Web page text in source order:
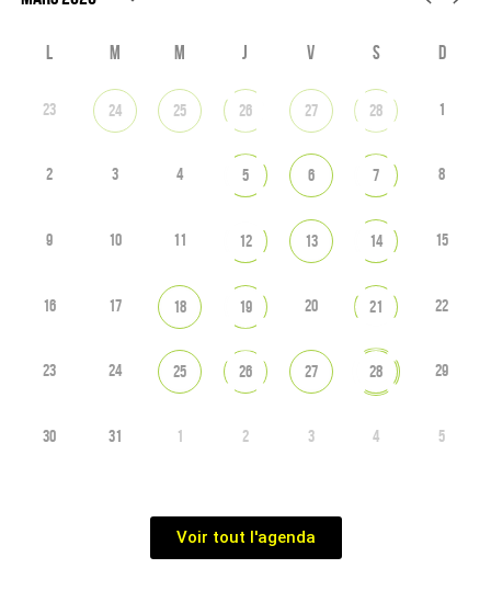
L M M J V S D
23 24 25 26 27 28 1
2 3 4 5 6 7 8
9 10 11 12 13 14 15
16 17 18 19 20 21 22
23 24 25 26 27 28 29
30 31 1 2 3 4 5
Voir tout l'agenda